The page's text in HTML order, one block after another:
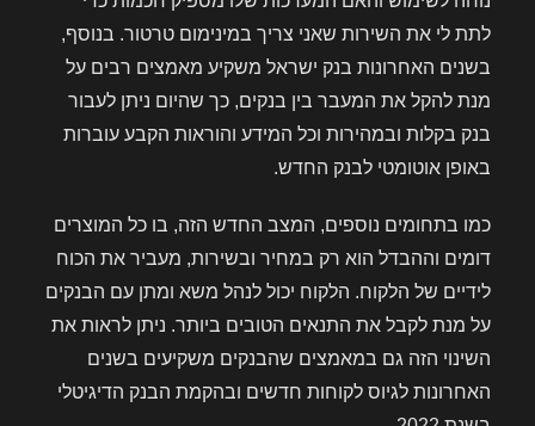
לתת לי את השירות שאני צריך במינימום טרטור. בנוסף,
בשנים האחרונות בנק ישראל משקיע מאמצים רבים על
מנת להקל את המעבר בין בנקים, כך שהיום ניתן לעבור
בנק בקלות ובמהירות וכל המידע והוראות הקבע עוברות
באופן אוטומטי לבנק החדש.
כמו בתחומים נוספים, המצב החדש הזה, בו כל המוצרים
דומים וההבדל הוא רק במחיר ובשירות, מעביר את הכוח
לידיים של הלקוח. הלקוח יכול לנהל משא ומתן עם הבנקים
על מנת לקבל את התנאים הטובים ביותר. ניתן לראות את
השינוי הזה גם במאמצים שהבנקים משקיעים בשנים
האחרונות לגיוס לקוחות חדשים ובהקמת הבנק הדיגיטלי